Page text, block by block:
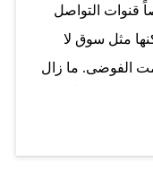
قنوات التواصل
مثل سوق لا
الفوضى. ما زال
فإنك خارج الملة.